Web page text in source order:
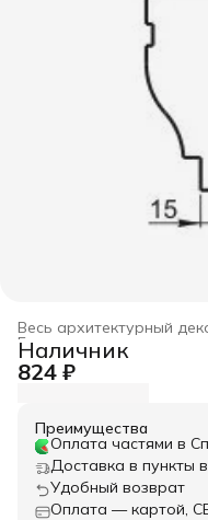
Весь архитектурный
Главная ›
Наличник
824 ₽
Преимущества
Оплата частями в
Доставка в пункты
Удобный возврат
Оплата — картой,